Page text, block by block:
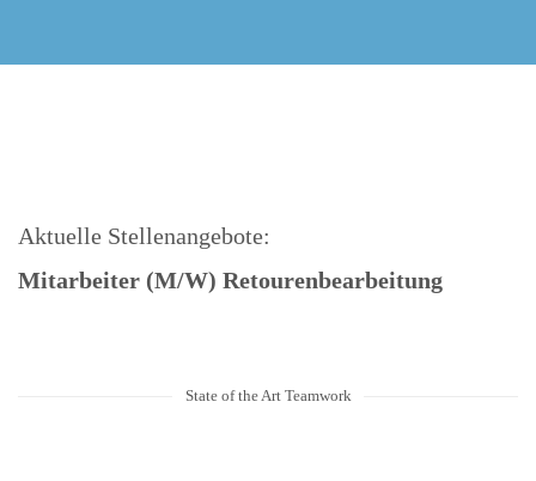
Aktuelle Stellenangebote:
Mitarbeiter (M/W) Retourenbearbeitung
State of the Art Teamwork